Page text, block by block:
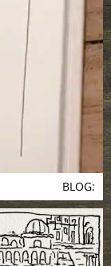
BLOG: